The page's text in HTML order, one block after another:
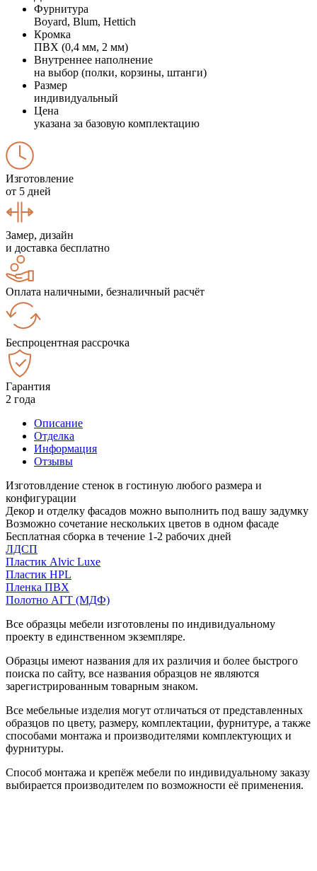
Фурнитура
Boyard, Blum, Hettich
Кромка
ПВХ (0,4 мм, 2 мм)
Внутреннее наполнение
на выбор (полки, корзины, штанги)
Размер
индивидуальный
Цена
указана за базовую комплектацию
Изготовление
от 5 дней
Замер, дизайн
и доставка бесплатно
Оплата наличными, безналичный расчёт
Беспроцентная рассрочка
Гарантия
2 года
Описание
Отделка
Информация
Отзывы
Изготовлдение стенок в гостиную любого размера и
конфигурации
Декор и отделку фасадов можно выполнить под вашу задумку
Возможно сочетание нескольких цветов в одном фасаде
Бесплатная сборка в течение 1-2 рабочих дней
ЛДСП
Пластик Alvic Luxe
Пластик HPL
Пленка ПВХ
Полотно АГТ (МДФ)
Все образцы мебели изготовлены по индивидуальному
проекту в единственном экземпляре.
Образцы имеют названия для их различия и более быстрого
поиска по сайту, все названия образцов не являются
зарегистрированным товарным знаком.
Все мебельные изделия могут отличаться от представленных
образцов по цвету, размеру, комплектации, фурнитуре, а также
способами монтажа и производителями комплектующих и
фурнитуры.
Способ монтажа и крепёж мебели по индивидуальному заказу
выбирается производителем по возможности её применения.